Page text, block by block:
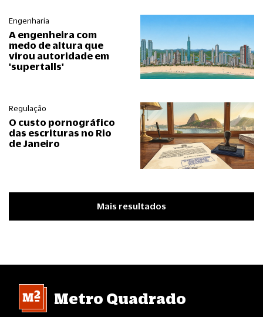
Engenharia
A engenheira com
medo de altura que
virou autoridade em
'supertalls'
Regulação
O custo pornográfico
das escrituras no Rio
de Janeiro
Mais resultados
Metro Quadrado